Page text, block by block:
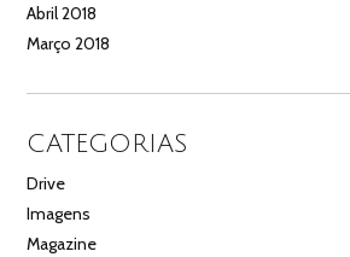
Abril 2018
Março 2018
CATEGORIAS
Drive
Imagens
Magazine